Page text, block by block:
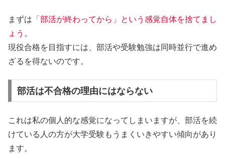
まずは 「部活が終わってから」という感覚自体を捨てまし
ょう。
現役合格を目指すには、部活や受験勉強は同時並行で進め
ざるを得ないのです。
部活は不合格の理由にはならない
これは私の個人的な感覚になってしまいますが、 部活を続
けている人の方が大学受験もうまくいきやすい傾向があり
ます。